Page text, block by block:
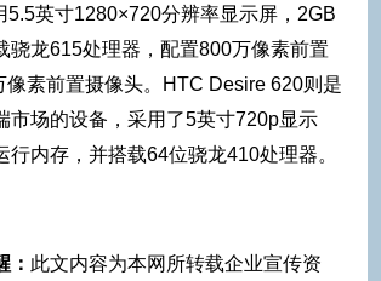
5.5英寸1280×720分辨率显示屏，2GB
骁龙615处理器，配置800万像素前置
像素前置摄像头。HTC Desire 620则是
市场的设备，采用了5英寸720p显示
行内存，并搭载64位骁龙410处理器。
： 此文内容为本网所转载企业宣传资